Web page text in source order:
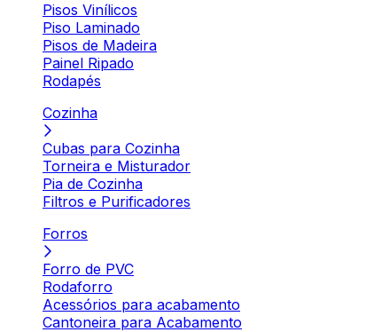
Pisos Vinílicos
Piso Laminado
Pisos de Madeira
Painel Ripado
Rodapés
Cozinha
Cubas para Cozinha
Torneira e Misturador
Pia de Cozinha
Filtros e Purificadores
Forros
Forro de PVC
Rodaforro
Acessórios para acabamento
Cantoneira para Acabamento